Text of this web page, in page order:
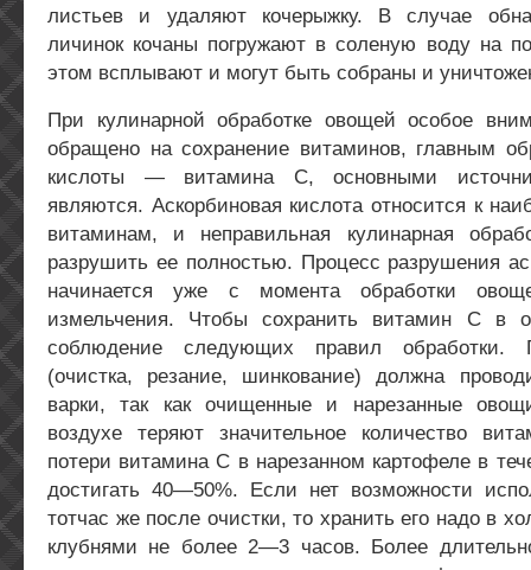
листьев и удаляют кочерыжку. В случае
личинок кочаны погружают в соленую воду на
этом всплывают и могут быть собраны и
При кулинарной обработке овощей особое
обращено на сохранение витаминов, главным
кислоты — витамина С, основными
являются. Аскорбиновая кислота относится к
витаминам, и неправильная кулинарная
разрушить ее полностью. Процесс разрушения
начинается уже с момента обработки
измельчения. Чтобы сохранить витамин С в
соблюдение следующих правил обработки.
(очистка, резание, шинкование) должна
варки, так как очищенные и нарезанные
воздухе теряют значительное количество
потери витамина С в нарезанном картофеле в
достигать 40—50%. Если нет возможности
тотчас же после очистки, то хранить его надо в
клубнями не более 2—3 часов. Более